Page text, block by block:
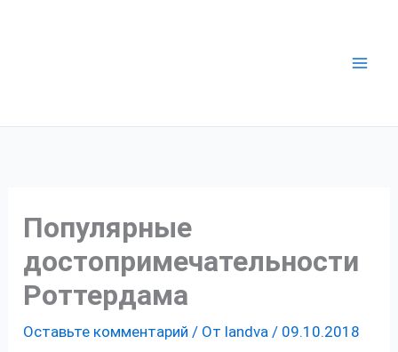
Популярные
достопримечательности
Роттердама
Оставьте комментарий / От landva / 09.10.2018